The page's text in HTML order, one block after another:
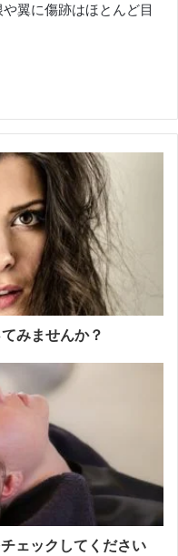
翼に傷跡はほとんど目
みませんか？
ェックしてください